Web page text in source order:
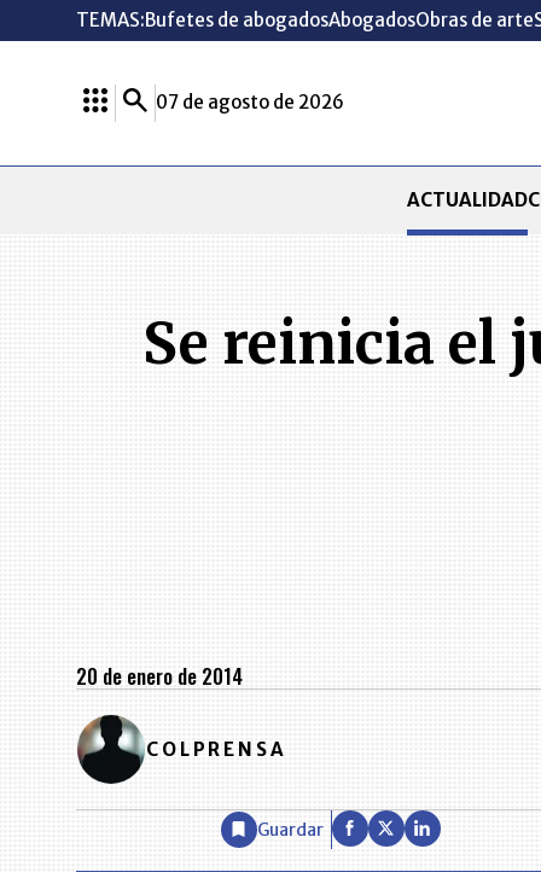
TEMAS:Bufetes de abogadosAbogadosObras de arte
07 de agosto de 2026
ACTUALIDAD
Se reinicia el
20 de enero de 2014
COLPRENSA
Guardar